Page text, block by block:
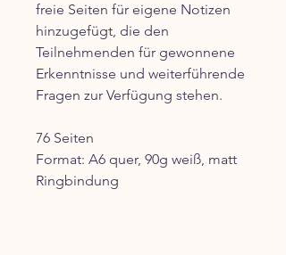
freie Seiten für eigene Notizen
hinzugefügt, die den
Teilnehmenden für gewonnene
Erkenntnisse und weiterführende
Fragen zur Verfügung stehen.
76 Seiten
Format: A6 quer, 90g weiß, matt
Ringbindung